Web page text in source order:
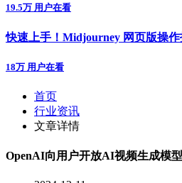
19.5万 用户在看
快速上手！Midjourney 网页版操
18万 用户在看
首页
行业资讯
文章详情
OpenAI向用户开放AI视频生成模